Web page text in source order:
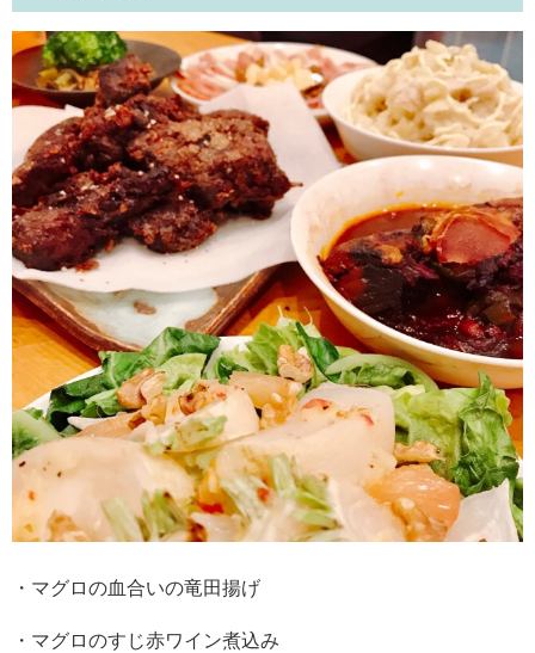
・マグロの血合いの竜田揚げ
・マグロのすじ赤ワイン煮込み